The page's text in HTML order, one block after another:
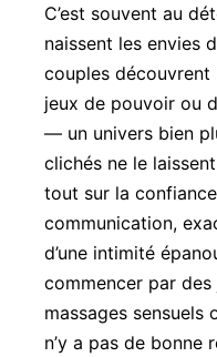
C’est souvent au
naissent les envies
couples
jeux de pouvoir ou
— un univers bien
clichés ne le
tout sur la
communication,
d’une intimité
commencer par
massages sensuels
n’y a pas de bonne